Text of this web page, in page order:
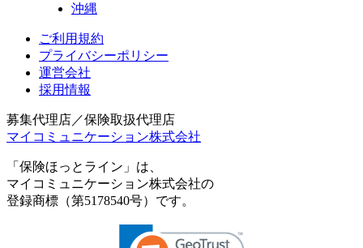
沖縄
ご利用規約
プライバシーポリシー
運営会社
採用情報
募集代理店／保険取扱代理店
マイコミュニケーション株式会社
「保険ほっとライン」は、
マイコミュニケーション株式会社の
登録商標（第5178540号）です。